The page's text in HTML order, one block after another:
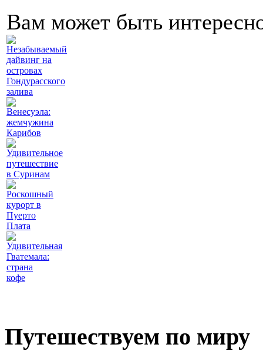
Вам может быть
Незабываемый
дайвинг на
островах
Гондурасского
залива
Венесуэла:
жемчужина
Карибов
Удивительное
путешествие
в Суринам
Роскошный
курорт в
Пуерто
Плата
Удивительная
Гватемала:
страна
кофе
Путешествуем по миру